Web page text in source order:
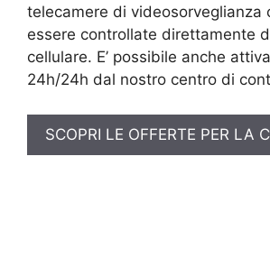
telecamere di videosorveglianza
essere controllate direttamente
cellulare. E’ possibile anche
24h/24h dal nostro centro di
SCOPRI LE OFFERTE PER LA